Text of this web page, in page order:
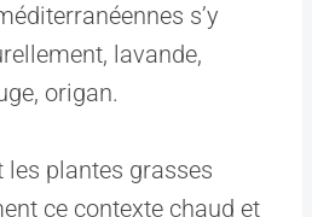
s’y
lavande,
origan.
les plantes grasses
ce contexte chaud et